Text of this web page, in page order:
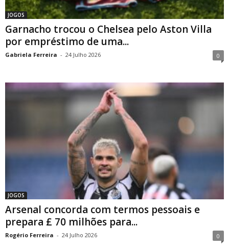
JOGOS
Garnacho trocou o Chelsea pelo Aston Villa
por empréstimo de uma...
Gabriela Ferreira - 24 Julho 2026 0
JOGOS
Arsenal concorda com termos pessoais e
prepara £ 70 milhões para...
Rogério Ferreira - 24 Julho 2026 0